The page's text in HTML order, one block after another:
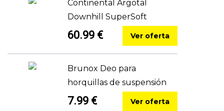
Continental Argotal
Downhill SuperSoft
60.99 € Ver oferta
Brunox Deo para
horquillas de suspensión
7.99 € Ver oferta